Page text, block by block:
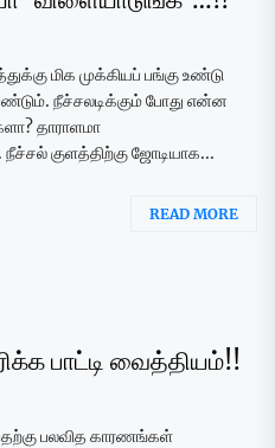
மிக முக்கியப் பங்கு உண்டு
நீச்சலடிக்கும் போது என்ன
தாராளமா
குளத்திற்கு ஜோடியாக...
READ MORE
பாட்டி வைத்தியம்!!
பலவித காரணங்கள்